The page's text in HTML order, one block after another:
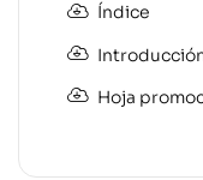
Índice
Hoja